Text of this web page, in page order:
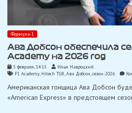
Формула-1
Ава Добсон обеспечила
Academy на 2026 год
5 февраля, 14:15
Илья Навроцкий
F1 Academy, Hitech TGR,Ава Добсон,сезон-2026
Американская гонщица Ава Добсон
«American Express» в предстоящем